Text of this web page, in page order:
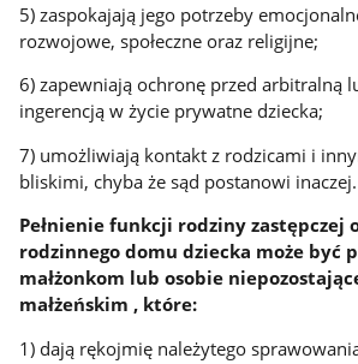
5) zaspokajają jego potrzeby
rozwojowe, społeczne oraz religijne;
6) zapewniają ochronę przed arbitralną
ingerencją w życie prywatne dziecka;
7) umożliwiają kontakt z rodzicami i
bliskimi, chyba że sąd postanowi inaczej.
Pełnienie funkcji rodziny zastępczej
rodzinnego domu dziecka może być
małżonkom lub osobie
małżeńskim , które:
1) dają rękojmię należytego